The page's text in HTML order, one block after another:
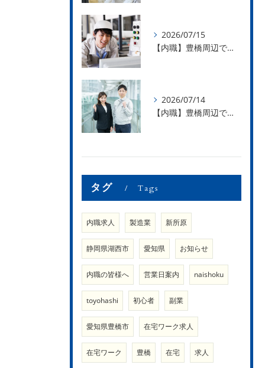
2026/07/15
【内職】豊橋周辺で内職のお仕事を探している方募集中！【急な学級閉鎖も安心】
2026/07/14
【内職】豊橋周辺で内職のお仕事を探している方募集中！【内職さまのお声②】
タグ Tags
内職求人 製造業 新所原
静岡県湖西市 愛知県 お知らせ
内職の皆様へ 営業日案内 naishoku
toyohashi 初心者 副業
愛知県豊橋市 在宅ワーク求人
在宅ワーク 豊橋 在宅 求人